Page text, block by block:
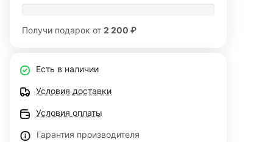
Получи подарок от 2 200 ₽
Есть в наличии
Условия доставки
Условия оплаты
Гарантия производителя